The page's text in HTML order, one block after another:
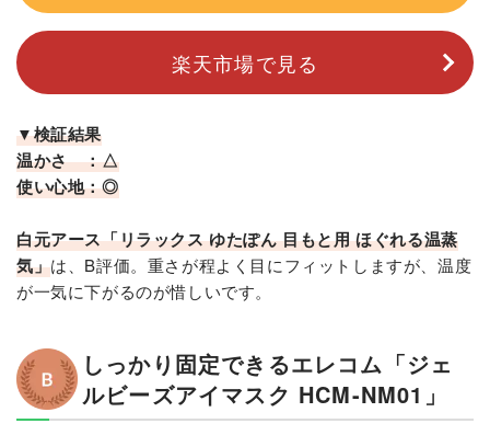
楽天市場で見る
▼検証結果
温かさ ：△
使い心地：◎
白元アース「リラックス ゆたぽん 目もと用 ほぐれる温蒸
気」は、B評価。重さが程よく目にフィットしますが、温度
が一気に下がるのが惜しいです。
しっかり固定できるエレコム「ジェ
ルビーズアイマスク HCM-NM01」